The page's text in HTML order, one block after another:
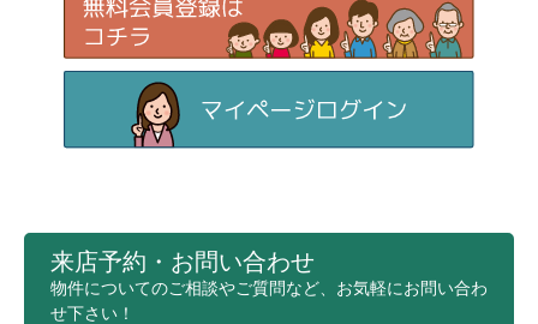
来店予約・お問い合わせ
物件についてのご相談やご質問など、お気軽にお問い合わ
せ下さい！